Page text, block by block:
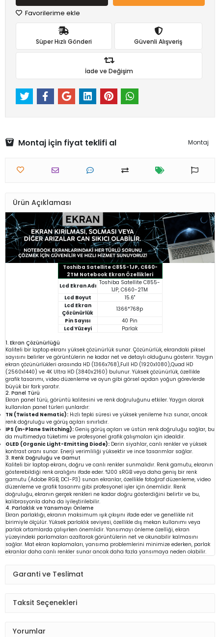
Favorilerime ekle
Süper Hızlı Gönderi Güvenli Alışveriş
İade ve Değişim
Montaj için fiyat teklifi al Montaj
Ürün Açıklaması
Toshiba Satellite C855-1JP, C660-
2TM Notebook Ekran Özellikleri
Lcd Ekran Adı Toshiba Satellite C855-
1JP, C660-2TM
Lcd Boyut
15.6"
Lcd Ekran
Çözünürlük
1366*768p
Pin Sayısı
40 Pin
Lcd Yüzeyi
Parlak
1. Ekran Çözünürlüğü
Kaliteli bir laptop ekranı yüksek çözünürlük sunar. Çözünürlük, ekrandaki piksel
sayısını belirler ve görüntülerin ne kadar net ve detaylı olduğunu gösterir. Yaygın
ekran çözünürlükleri arasında HD (1366x768),Full HD (1920x1080),Quad HD
(2560x1440) ve 4K Ultra HD (3840x2160) bulunur. Yüksek çözünürlük, özellikle
grafik tasarımı, video düzenleme ve oyun gibi görsel açıdan yoğun görevlerde
büyük bir fark yaratır.
2. Panel Türü
Ekran panel türü, görüntü kalitesini ve renk doğruluğunu etkiler. Yaygın olarak
kullanılan panel türleri şunlardır:
TN (Twisted Nematic): Hızlı tepki süresi ve yüksek yenileme hızı sunar, ancak
renk doğruluğu ve görüş açıları sınırlıdır.
IPS (In-Plane Switching): Geniş görüş açıları ve üstün renk doğruluğu sağlar, bu
da multimedya tüketimi ve profesyonel grafik çalışmaları için idealdir.
OLED (Organic Light-Emitting Diode): Derin siyahlar, canlı renkler ve yüksek
kontrast oranı sunar. Enerji verimliliği yüksektir ve ince tasarımlar sağlar.
3. Renk Doğruluğu ve Gamut
Kaliteli bir laptop ekranı, doğru ve canlı renkler sunmalıdır. Renk gamutu, ekranın
gösterebildiği renk aralığını ifade eder. %100 sRGB veya daha geniş bir renk
gamutu (Adobe RGB, DCI-P3) sunan ekranlar, özellikle fotoğraf düzenleme, video
düzenleme ve grafik tasarımı gibi profesyonel işler için önemlidir. Renk
doğruluğu, ekranın gerçek renkleri ne kadar doğru gösterdiğini belirtir ve bu,
kalibrasyonla daha da iyileştirilebilir.
4. Parlaklık ve Yansımayı Önleme
Ekran parlaklığı, ekranın maksimum ışık çıkışını ifade eder ve genellikle nit
birimiyle ölçülür. Yüksek parlaklık seviyesi, özellikle dış mekan kullanımı veya
parlak ortamlarda çalışırken önemlidir. Yansımayı önleme özelliği, ekran
yüzeyindeki parlamaları azaltarak görüntülerin net ve okunabilir kalmasını
sağlar. Mat ekran kaplamaları, yansıma problemlerini minimize ederken, parlak
ekranlar daha canlı renkler sunar ancak daha fazla yansımaya neden olabilir.
Garanti ve Teslimat
Taksit Seçenekleri
Yorumlar